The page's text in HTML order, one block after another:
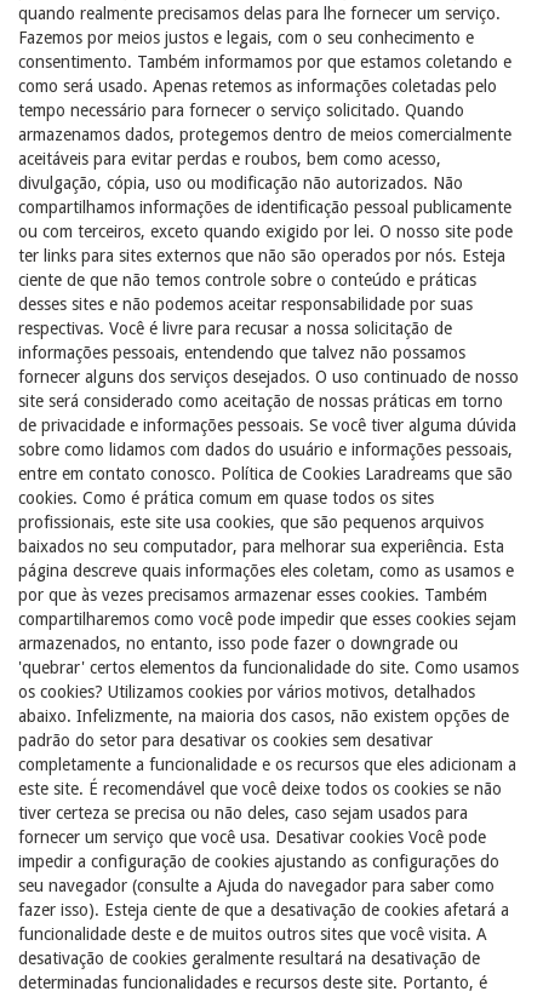
quando realmente precisamos delas para lhe fornecer um serviço.
Fazemos por meios justos e legais, com o seu conhecimento e
consentimento. Também informamos por que estamos coletando e
como será usado. Apenas retemos as informações coletadas pelo
tempo necessário para fornecer o serviço solicitado. Quando
armazenamos dados, protegemos dentro de meios comercialmente
aceitáveis ​​para evitar perdas e roubos, bem como acesso,
divulgação, cópia, uso ou modificação não autorizados. Não
compartilhamos informações de identificação pessoal publicamente
ou com terceiros, exceto quando exigido por lei. O nosso site pode
ter links para sites externos que não são operados por nós. Esteja
ciente de que não temos controle sobre o conteúdo e práticas
desses sites e não podemos aceitar responsabilidade por suas
respectivas. Você é livre para recusar a nossa solicitação de
informações pessoais, entendendo que talvez não possamos
fornecer alguns dos serviços desejados. O uso continuado de nosso
site será considerado como aceitação de nossas práticas em torno
de privacidade e informações pessoais. Se você tiver alguma dúvida
sobre como lidamos com dados do usuário e informações pessoais,
entre em contato conosco. Política de Cookies Laradreams que são
cookies. Como é prática comum em quase todos os sites
profissionais, este site usa cookies, que são pequenos arquivos
baixados no seu computador, para melhorar sua experiência. Esta
página descreve quais informações eles coletam, como as usamos e
por que às vezes precisamos armazenar esses cookies. Também
compartilharemos como você pode impedir que esses cookies sejam
armazenados, no entanto, isso pode fazer o downgrade ou
'quebrar' certos elementos da funcionalidade do site. Como usamos
os cookies? Utilizamos cookies por vários motivos, detalhados
abaixo. Infelizmente, na maioria dos casos, não existem opções de
padrão do setor para desativar os cookies sem desativar
completamente a funcionalidade e os recursos que eles adicionam a
este site. É recomendável que você deixe todos os cookies se não
tiver certeza se precisa ou não deles, caso sejam usados ​​para
fornecer um serviço que você usa. Desativar cookies Você pode
impedir a configuração de cookies ajustando as configurações do
seu navegador (consulte a Ajuda do navegador para saber como
fazer isso). Esteja ciente de que a desativação de cookies afetará a
funcionalidade deste e de muitos outros sites que você visita. A
desativação de cookies geralmente resultará na desativação de
determinadas funcionalidades e recursos deste site. Portanto, é